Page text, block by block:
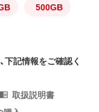
500GB
下記情報をご確認く
取扱説明書